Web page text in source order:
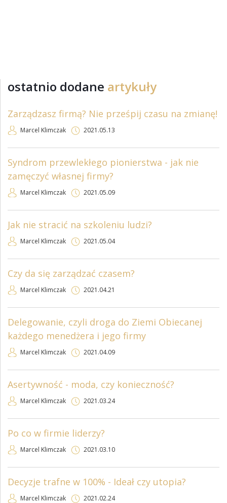
ostatnio dodane artykuły
Zarządzasz firmą? Nie prześpij czasu na zmianę!
Marcel Klimczak 2021.05.13
Syndrom przewlekłego pionierstwa - jak nie
zamęczyć własnej firmy?
Marcel Klimczak 2021.05.09
Jak nie stracić na szkoleniu ludzi?
Marcel Klimczak 2021.05.04
Czy da się zarządzać czasem?
Marcel Klimczak 2021.04.21
Delegowanie, czyli droga do Ziemi Obiecanej
każdego menedżera i jego firmy
Marcel Klimczak 2021.04.09
Asertywność - moda, czy konieczność?
Marcel Klimczak 2021.03.24
Po co w firmie liderzy?
Marcel Klimczak 2021.03.10
Decyzje trafne w 100% - Ideał czy utopia?
Marcel Klimczak 2021.02.24